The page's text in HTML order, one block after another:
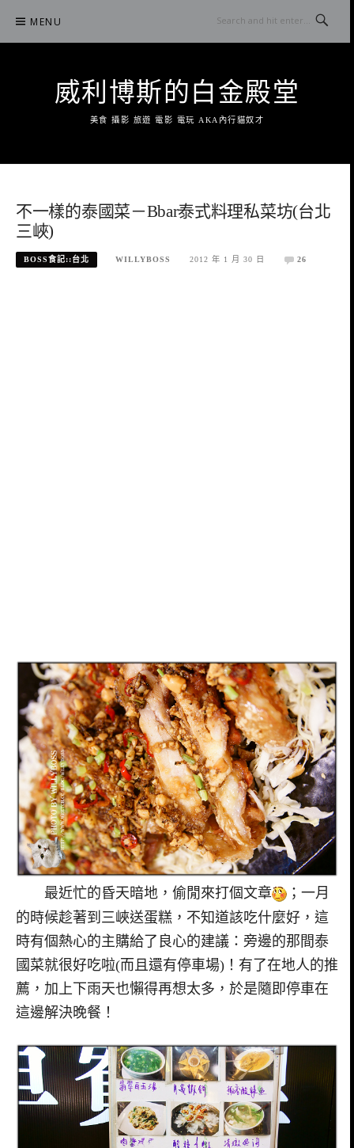
content
MENU
威利博斯的白金殿堂
美食 攝影 旅遊 電影 電玩 AKA內行貓奴才
不一樣的泰國菜－Bbar泰式料理私菜坊(台北
三峽)
BOSS食記::台北 WILLYBOSS 2012 年 1 月 30 日 26
最近忙的昏天暗地，偷閒來打個文章
；一月
的時候趁著到三峽送蛋糕，不知道該吃什麼好，這
時有個熱心的主購給了良心的建議：旁邊的那間泰
國菜就很好吃啦(而且還有停車場)！有了在地人的推
薦，加上下雨天也懶得再想太多，於是隨即停車在
這邊解決晚餐！